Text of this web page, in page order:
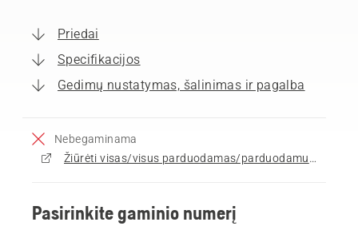
Priedai
Specifikacijos
Gedimų nustatymas, šalinimas ir pagalba
Nebegaminama
Žiūrėti visas/visus parduodamas/parduodamus Gyvatvorių žirklės
Pasirinkite gaminio numerį